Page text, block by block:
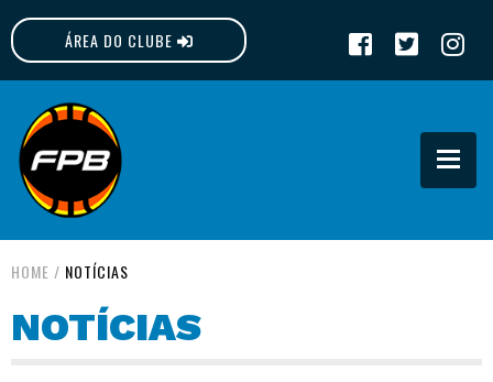
ÁREA DO CLUBE
FPB
HOME / NOTÍCIAS
NOTÍCIAS